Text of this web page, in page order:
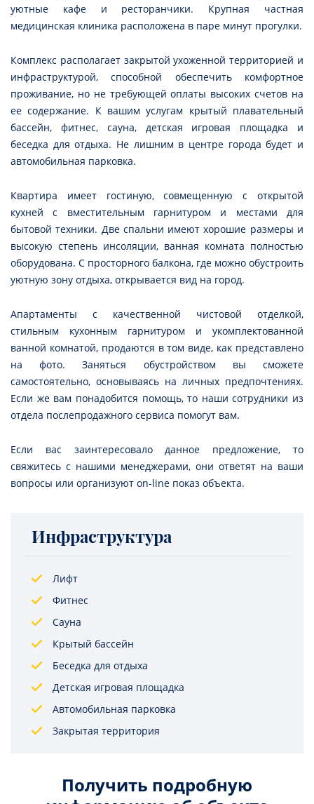
уютные кафе и ресторанчики. Крупная частная
медицинская клиника расположена в паре минут прогулки.
Комплекс располагает закрытой ухоженной территорией и
инфраструктурой, способной обеспечить комфортное
проживание, но не требующей оплаты высоких счетов на
ее содержание. К вашим услугам крытый плавательный
бассейн, фитнес, сауна, детская игровая площадка и
беседка для отдыха. Не лишним в центре города будет и
автомобильная парковка.
Квартира имеет гостиную, совмещенную с открытой
кухней с вместительным гарнитуром и местами для
бытовой техники. Две спальни имеют хорошие размеры и
высокую степень инсоляции, ванная комната полностью
оборудована. С просторного балкона, где можно обустроить
уютную зону отдыха, открывается вид на город.
Апартаменты с качественной чистовой отделкой,
стильным кухонным гарнитуром и укомплектованной
ванной комнатой, продаются в том виде, как представлено
на фото. Заняться обустройством вы сможете
самостоятельно, основываясь на личных предпочтениях.
Если же вам понадобится помощь, то наши сотрудники из
отдела послепродажного сервиса помогут вам.
Если вас заинтересовало данное предложение, то
свяжитесь с нашими менеджерами, они ответят на ваши
вопросы или организуют on-line показ объекта.
Инфраструктура
Лифт
Фитнес
Сауна
Крытый бассейн
Беседка для отдыха
Детская игровая площадка
Автомобильная парковка
Закрытая территория
Получить подробную